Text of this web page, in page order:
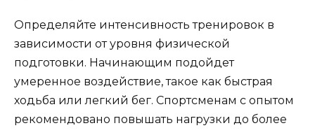
Определяйте интенсивность тренировок в
зависимости от уровня физической
подготовки. Начинающим подойдет
умеренное воздействие, такое как быстрая
ходьба или легкий бег. Спортсменам с опытом
рекомендовано повышать нагрузки до более